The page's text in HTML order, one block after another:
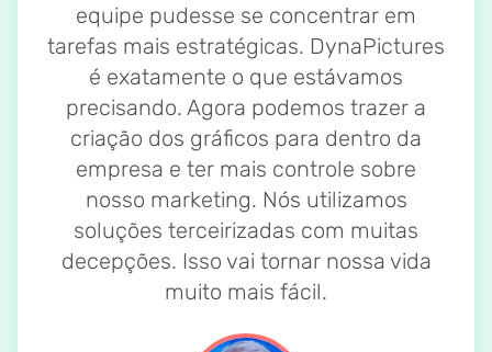
equipe pudesse se concentrar em
tarefas mais estratégicas. DynaPictures
é exatamente o que estávamos
precisando. Agora podemos trazer a
criação dos gráficos para dentro da
empresa e ter mais controle sobre
nosso marketing. Nós utilizamos
soluções terceirizadas com muitas
decepções. Isso vai tornar nossa vida
muito mais fácil.